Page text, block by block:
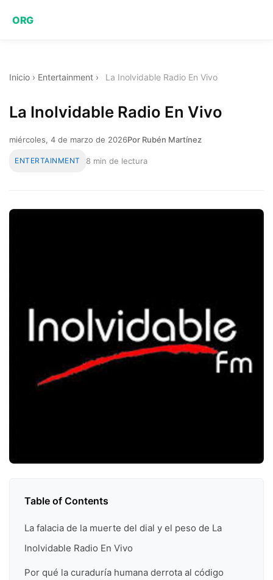
ORG
Inicio › Entertainment › La Inolvidable Radio En Vivo
La Inolvidable Radio En Vivo
miércoles, 4 de marzo de 2026Por Rubén Martínez
ENTERTAINMENT 8 min de lectura
Table of Contents
La falacia de la muerte del dial y el peso de La
Inolvidable Radio En Vivo
Por qué la curaduría humana derrota al código